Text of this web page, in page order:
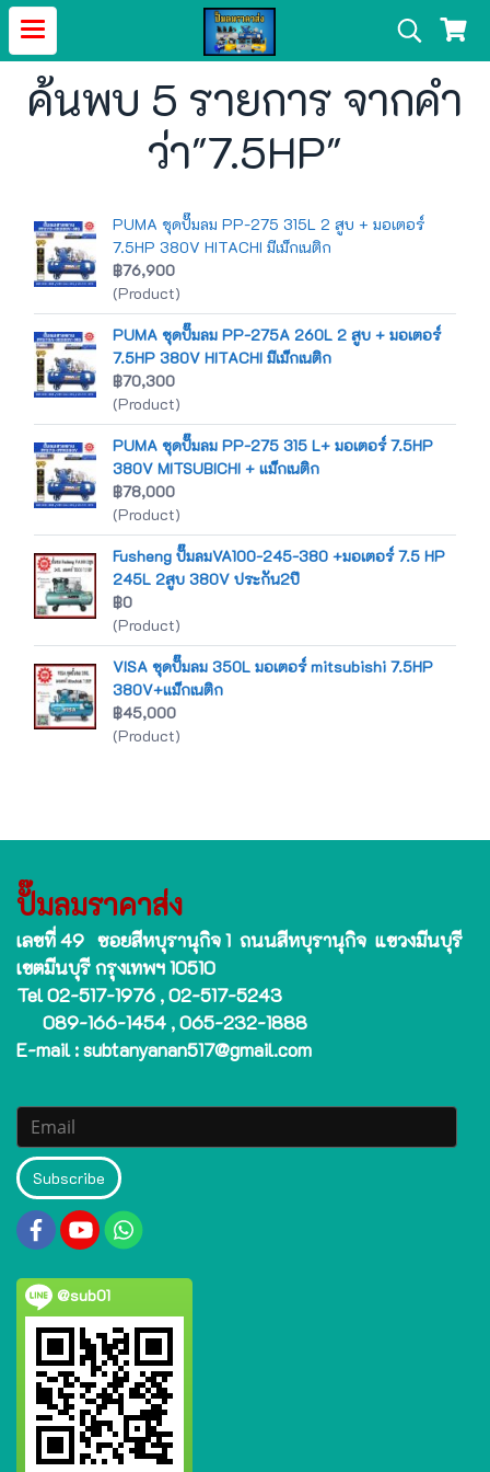
ค้นพบ 5 รายการ จากคำ
ว่า"7.5HP"
PUMA ชุดปั๊มลม PP-275 315L 2 สูบ + มอเตอร์
7.5HP 380V HITACHI มีเม็กเนติก
฿76,900
(Product)
PUMA ชุดปั๊มลม PP-275A 260L 2 สูบ + มอเตอร์
7.5HP 380V HITACHI มีเม็กเนติก
฿70,300
(Product)
PUMA ชุดปั๊มลม PP-275 315 L+ มอเตอร์ 7.5HP
380V MITSUBICHI + แม็กเนติก
฿78,000
(Product)
Fusheng ปั๊มลมVA100-245-380 +มอเตอร์ 7.5 HP
245L 2สูบ 380V ประกัน2ปี
฿0
(Product)
VISA ชุดปั๊มลม 350L มอเตอร์ mitsubishi 7.5HP
380V+แม็กเนติก
฿45,000
(Product)
ปั๊มลมราคาส่ง
เลขที่ 49 ซอยสีหบุรานุกิจ 1 ถนนสีหบุรานุกิจ แขวงมีนบุรี
เขตมีนบุรี กรุงเทพฯ 10510
Tel 02-517-1976 , 02-517-5243
089-166-1454 , 065-232-1888
E-mail : subtanyanan517@gmail.com
Subscribe
@sub01